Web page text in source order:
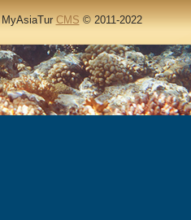
MyAsiaTurCMS© 2011-2022